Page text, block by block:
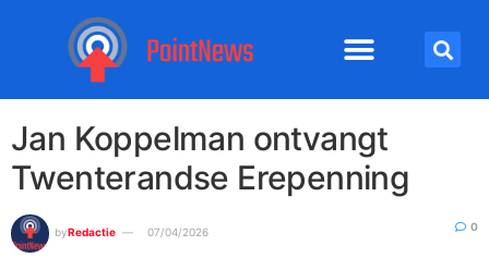
Jan Koppelman ontvangt
Twenterandse Erepenning
byRedactie 07/04/2026 0